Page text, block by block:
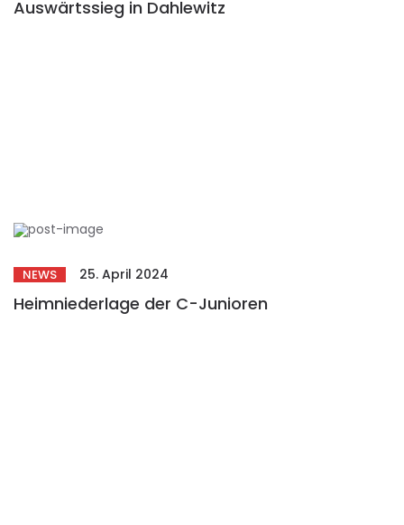
Auswärtssieg in Dahlewitz
NEWS 25. April 2024
Heimniederlage der C-Junioren